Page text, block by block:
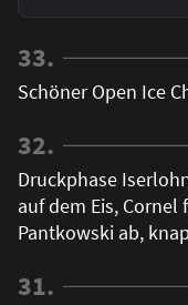
33.
Schöner Open Ice
32.
Druckphase
auf dem Eis,
Pantkowski ab,
31.